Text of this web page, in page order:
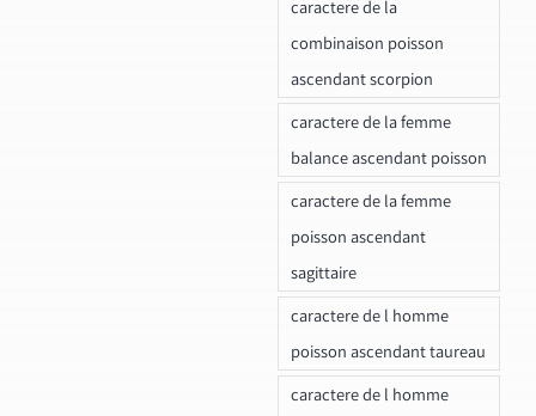
caractere de la
combinaison poisson
ascendant scorpion
caractere de la femme
balance ascendant poisson
caractere de la femme
poisson ascendant
sagittaire
caractere de l homme
poisson ascendant taureau
caractere de l homme